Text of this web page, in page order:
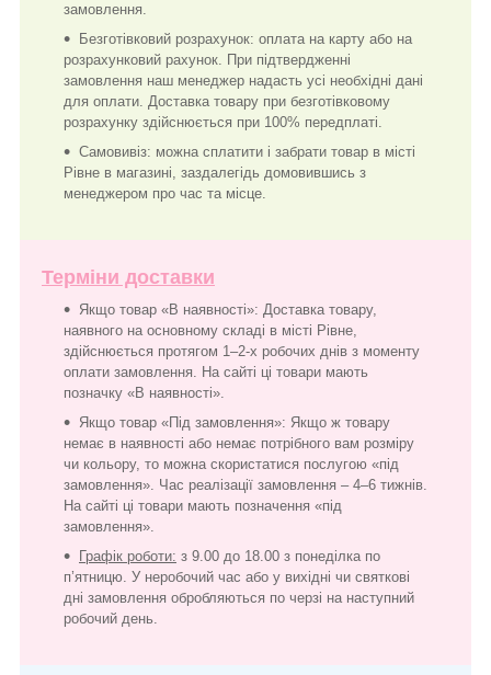
замовлення.
Безготівковий розрахунок: оплата на карту або на
розрахунковий рахунок. При підтвердженні
замовлення наш менеджер надасть усі необхідні дані
для оплати. Доставка товару при безготівковому
розрахунку здійснюється при 100% передплаті.
Самовивіз: можна сплатити і забрати товар в місті
Рівне в магазині, заздалегідь домовившись з
менеджером про час та місце.
Терміни доставки
Якщо товар «В наявності»: Доставка товару,
наявного на основному складі в місті Рівне,
здійснюється протягом 1–2-х робочих днів з моменту
оплати замовлення. На сайті ці товари мають
позначку «В наявності».
Якщо товар «Під замовлення»: Якщо ж товару
немає в наявності або немає потрібного вам розміру
чи кольору, то можна скористатися послугою «під
замовлення». Час реалізації замовлення – 4–6 тижнів.
На сайті ці товари мають позначення «під
замовлення».
Графік роботи: з 9.00 до 18.00 з понеділка по
п’ятницю. У неробочий час або у вихідні чи святкові
дні замовлення обробляються по черзі на наступний
робочий день.